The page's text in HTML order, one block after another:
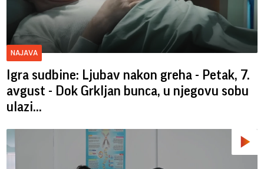
NAJAVA
Igra sudbine: Ljubav nakon greha - Petak, 7.
avgust - Dok Grkljan bunca, u njegovu sobu
ulazi...